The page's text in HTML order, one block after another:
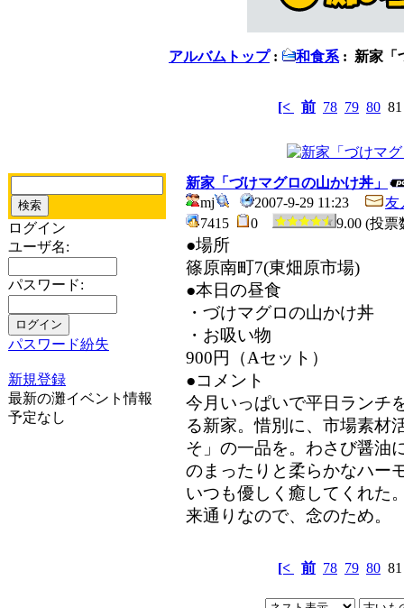
ログイン
ユーザ名:
パスワード:
パスワード紛失
新規登録
最新の灘イベント情報
予定なし
アルバムトップ: 和食系 : 新家「
[< 前 78 79 80
新家「づけマグロの山かけ丼」
mj
2007-9-29 11:23
友
7415
0 9.00 (投票
●場所
篠原南町7(東畑原市場)
●本日の昼食
・づけマグロの山かけ丼
・お吸い物
900円（Aセット）
●コメント
今月いっぱいで平日ランチ
る新家。惜別に、市場素材
そ」の一品を。わさび醤油
のまったりと柔らかなハー
いつも優しく癒してくれた
来通りなので、念のため。
[< 前 78 79 80